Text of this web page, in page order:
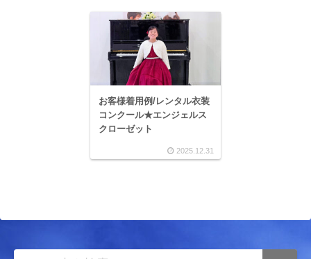
お客様着用例/レンタル衣装
コンクール★エンジェルス
クローゼット
2025.12.31